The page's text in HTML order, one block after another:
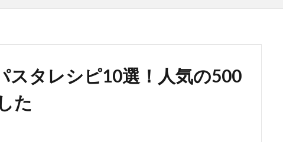
スタレシピ10選！人気の500
た